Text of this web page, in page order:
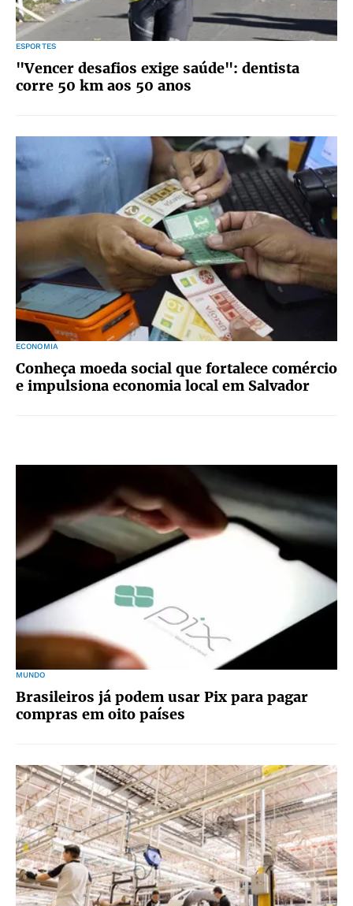
ESPORTES
"Vencer desafios exige saúde": dentista
corre 50 km aos 50 anos
ECONOMIA
Conheça moeda social que fortalece comércio
e impulsiona economia local em Salvador
MUNDO
Brasileiros já podem usar Pix para pagar
compras em oito países